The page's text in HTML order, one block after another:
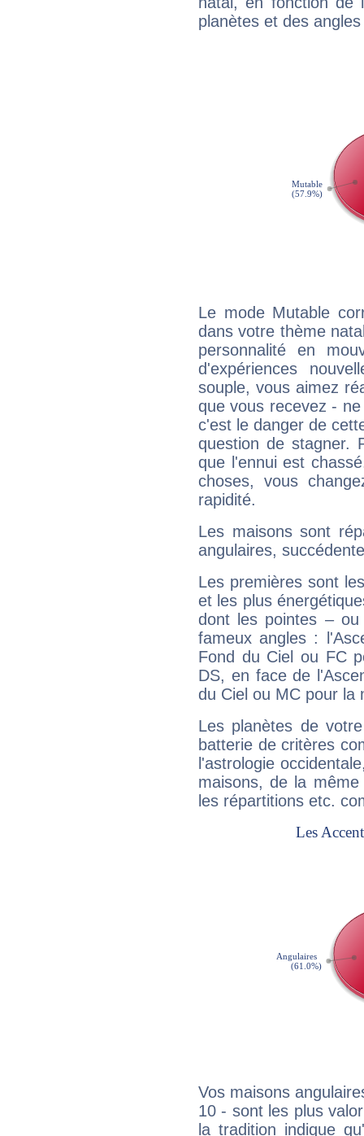
planètes et des
Le mode Mutable
dans votre thème
personnalité en
d'expériences
souple, vous aimez
que vous recevez -
c'est le danger de
question de stagner.
que l'ennui est
choses, vous
rapidité.
Les maisons sont
angulaires,
Les premières sont
et les plus
dont les pointes –
fameux angles :
Fond du Ciel ou FC
DS, en face de
du Ciel ou MC pour la
Les planètes de
batterie de critères
l'astrologie
maisons, de la
les répartitions etc.
Vos maisons
10 - sont les plus
la tradition indique